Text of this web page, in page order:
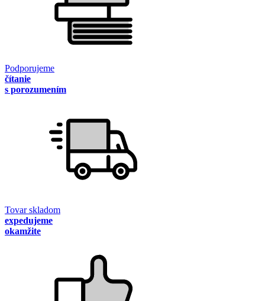
Podporujeme
čítanie
s porozumením
Tovar skladom
expedujeme
okamžite